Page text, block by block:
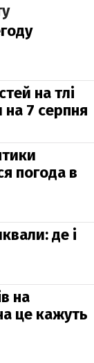
на тлі
на 7 серпня
погода в
де і
на
це кажуть